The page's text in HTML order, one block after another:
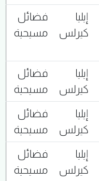
إيليا
كيرلس
فضائل
مسيحية
إيليا
كيرلس
فضائل
مسيحية
إيليا
كيرلس
فضائل
مسيحية
إيليا
كيرلس
فضائل
مسيحية